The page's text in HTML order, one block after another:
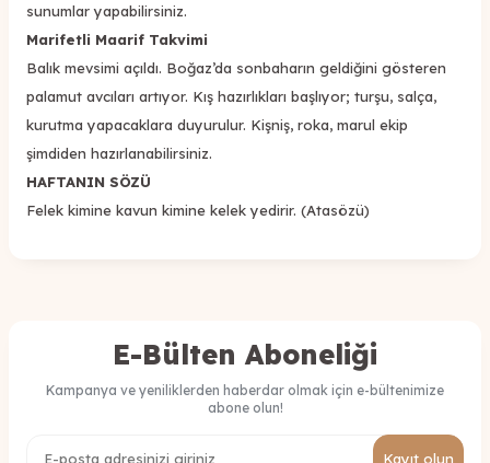
sunumlar yapabilirsiniz.
Marifetli Maarif Takvimi
Balık mevsimi açıldı. Boğaz’da sonbaharın geldiğini gösteren
palamut avcıları artıyor. Kış hazırlıkları başlıyor; turşu, salça,
kurutma yapacaklara duyurulur. Kişniş, roka, marul ekip
şimdiden hazırlanabilirsiniz.
HAFTANIN SÖZÜ
Felek kimine kavun kimine kelek yedirir. (Atasözü)
E-Bülten Aboneliği
Kampanya ve yeniliklerden haberdar olmak için e-bültenimize
abone olun!
Kayıt olun